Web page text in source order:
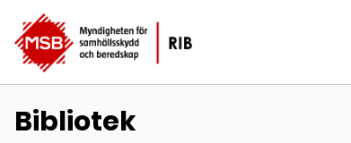
Bibliotek